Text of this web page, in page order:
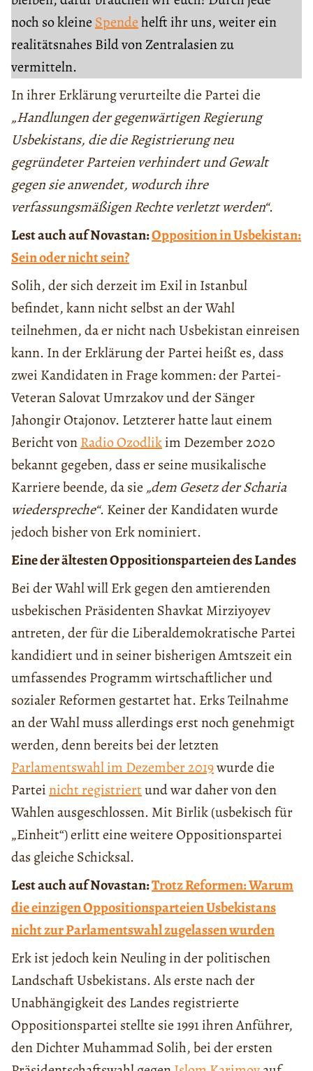
noch so kleine Spendehelft ihr uns, weiter ein
realitätsnahes Bild von Zentralasien zu
vermitteln.
In ihrer Erklärung verurteilte die Partei die
„Handlungen der gegenwärtigen Regierung
Usbekistans, die die Registrierung neu
gegründeter Parteien verhindert und Gewalt
gegen sie anwendet, wodurch ihre
verfassungsmäßigen Rechte verletzt werden“.
Lest auch auf Novastan:Opposition in Usbekistan:
Sein oder nicht sein?
Solih, der sich derzeit im Exil in Istanbul
befindet, kann nicht selbst an der Wahl
teilnehmen, da er nicht nach Usbekistan einreisen
kann. In der Erklärung der Partei heißt es, dass
zwei Kandidaten in Frage kommen: der Partei-
Veteran Salovat Umrzakov und der Sänger
Jahongir Otajonov. Letzterer hatte laut einem
Bericht vonRadio Ozodlikim Dezember 2020
bekannt gegeben, dass er seine musikalische
Karriere beende, da sie „dem Gesetz der Scharia
wiederspreche“. Keiner der Kandidaten wurde
jedoch bisher von Erk nominiert.
Eine der ältesten Oppositionsparteien des Landes
Bei der Wahl will Erk gegen den amtierenden
usbekischen Präsidenten Shavkat Mirziyoyev
antreten, der für die Liberaldemokratische Partei
kandidiert und in seiner bisherigen Amtszeit ein
umfassendes Programm wirtschaftlicher und
sozialer Reformen gestartet hat. Erks Teilnahme
an der Wahl muss allerdings erst noch genehmigt
werden, denn bereits bei der letzten
Parlamentswahl im Dezember 2019wurde die
Parteinicht registriertund war daher von den
Wahlen ausgeschlossen. Mit Birlik (usbekisch für
„Einheit“) erlitt eine weitere Oppositionspartei
das gleiche Schicksal.
Lest auch auf Novastan:Trotz Reformen: Warum
die einzigen Oppositionsparteien Usbekistans
nicht zur Parlamentswahl zugelassen wurden
Erk ist jedoch kein Neuling in der politischen
Landschaft Usbekistans. Als erste nach der
Unabhängigkeit des Landes registrierte
Oppositionspartei stellte sie 1991 ihren Anführer,
den Dichter Muhammad Solih, bei der ersten